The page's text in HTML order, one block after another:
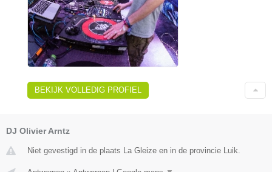
BEKIJK VOLLEDIG PROFIEL
DJ Olivier Arntz
Niet gevestigd in de plaats La Gleize en in de provincie Luik.